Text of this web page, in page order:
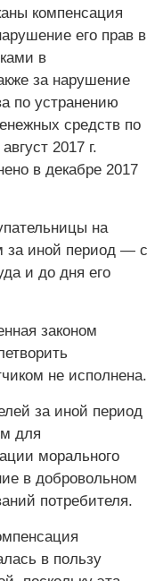
компенсация
его прав в
в
за нарушение
по устранению
средств по
2017 г.
в декабре 2017
на
за иной период — с
и до дня его
законом
не исполнена.
за иной период
для
морального
в добровольном
потребителя.
в пользу